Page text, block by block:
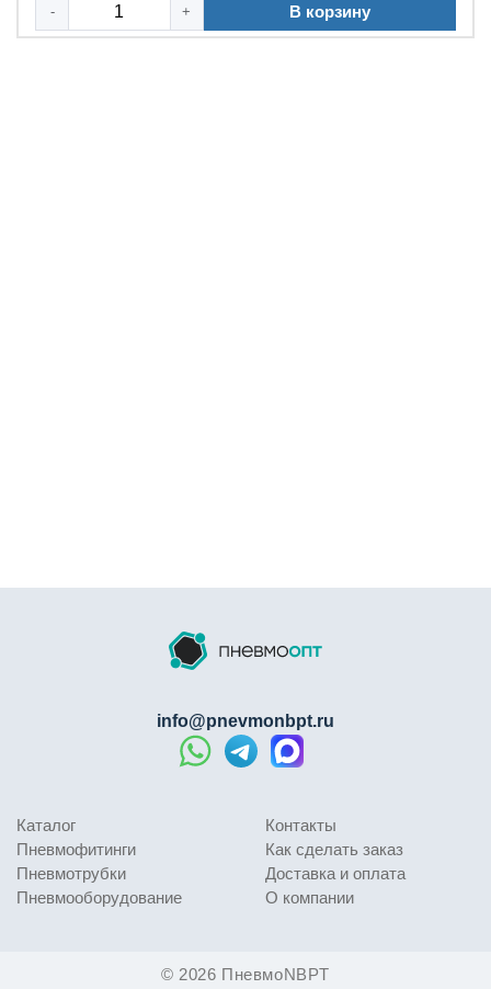
- + В корзину
© 2026 ПневмоNBPT
Каталог
Пневмофитинги
Пневмотрубки
Пневмооборудование
Контакты
Как сделать заказ
Доставка и оплата
О компании
info@pnevmonbpt.ru